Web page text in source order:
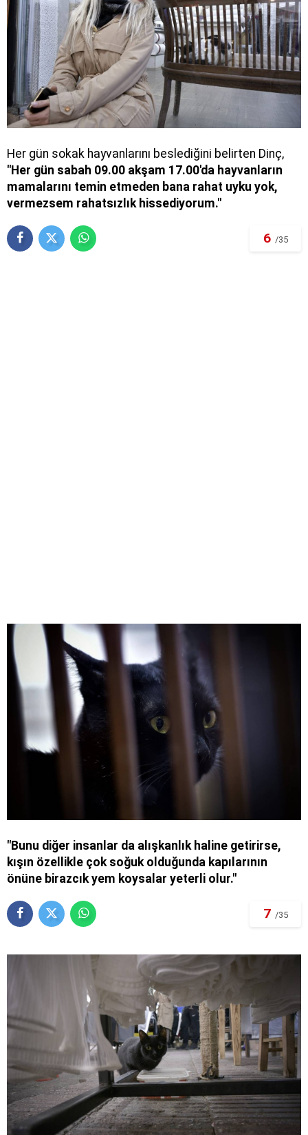
Her gün sokak hayvanlarını beslediğini belirten Dinç,
"Her gün sabah 09.00 akşam 17.00'da hayvanların
mamalarını temin etmeden bana rahat uyku yok,
vermezsem rahatsızlık hissediyorum."
6 /35
"Bunu diğer insanlar da alışkanlık haline getirirse,
kışın özellikle çok soğuk olduğunda kapılarının
önüne birazcık yem koysalar yeterli olur."
7 /35